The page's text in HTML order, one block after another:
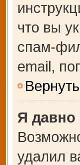
что вы
спам-
email,
Я давно
удалил